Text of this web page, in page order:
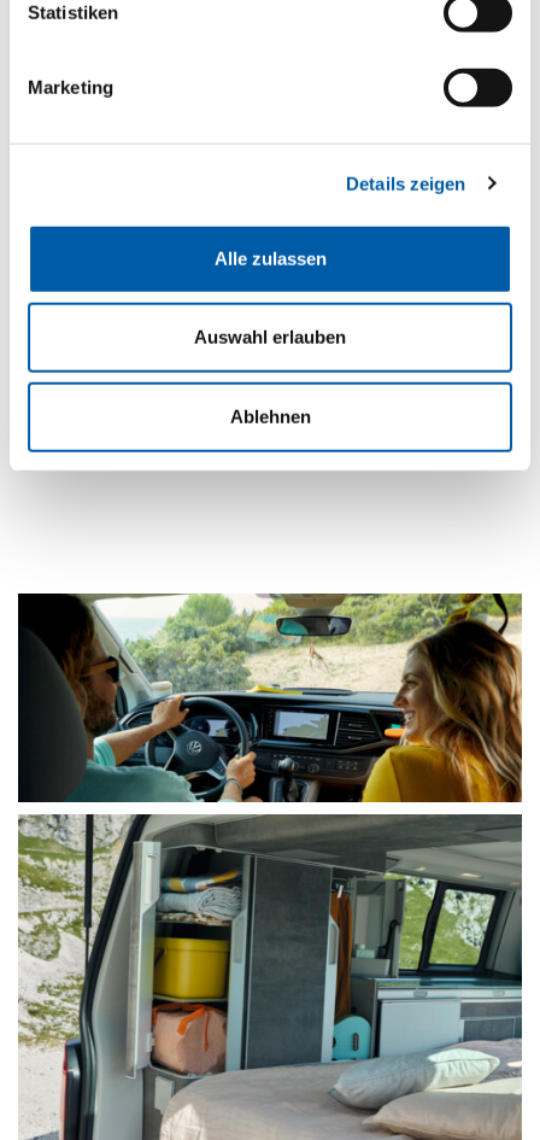
Statistiken
Marketing
Details zeigen
Alle zulassen
Auswahl erlauben
Ablehnen
Camper mit Aufstelldach